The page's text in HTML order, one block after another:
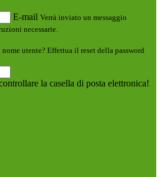
E-mail Verrà inviato un messaggio
necessarie.
utente? Effettua il reset della password
la casella di posta elettronica!